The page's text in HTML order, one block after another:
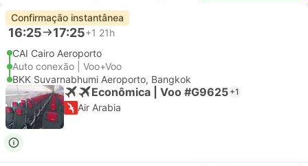
Confirmação instantânea
16:25 17:25+1 21h
CAI Cairo Aeroporto
Auto conexão | Voo+Voo
BKK Suvarnabhumi Aeroporto, Bangkok
Econômica | Voo #G9625 +1
Air Arabia